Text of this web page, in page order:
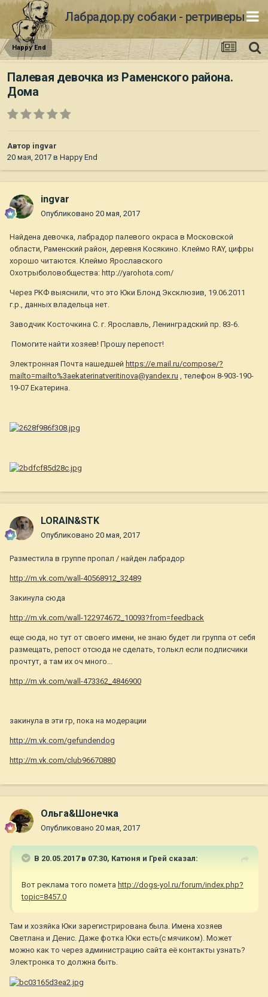
Лабрадор.ру собаки - ретриверы
Happy End
Палевая девочка из Раменского района.
Дома
Автор ingvar
20 мая, 2017 в Happy End
ingvar
Опубликовано 20 мая, 2017
Найдена девочка, лабрадор палевого окраса в Московской
области, Раменский район, деревня Косякино. Клеймо RAY, цифры
хорошо читаются. Клеймо Ярославского
Охотрыболовобщества: http://yarohota.com/
Через РКФ выяснили, что это Юки Блонд Эксклюзив, 19.06.2011
г.р., данных владельца нет.
Заводчик Косточкина С. г. Ярославль, Ленинградский пр. 83-6.
Помогите найти хозяев! Прошу перепост!
Электронная Почта нашедшей https://e.mail.ru/compose/?
mailto=mailto%3aekaterinatveritinova@yandex.ru , телефон 8-903-190-
19-07 Екатерина.
LORAIN&STK
Опубликовано 20 мая, 2017
Разместила в группе пропал / найден лабрадор
http://m.vk.com/wall-40568912_32489
Закинула сюда
http://m.vk.com/wall-122974672_10093?from=feedback
еще сюда, но тут от своего имени, не знаю будет ли группа от себя
размещать, репост отсюда не сделать, толькл если подписчики
прочтут, а там их оч много...
http://m.vk.com/wall-473362_4846900
закинула в эти гр, пока на модерации
http://m.vk.com/gefundendog
http://m.vk.com/club96670880
Ольга&Шонечка
Опубликовано 20 мая, 2017
В 20.05.2017 в 07:30, Катюня и Грей сказал:
Вот реклама того помета http://dogs-yol.ru/forum/index.php?
topic=8457.0
Там и хозяйка Юки зарегистрирована была. Имена хозяев
Светлана и Денис. Даже фотка Юки есть(с мячиком). Может
можно как то через администрацию сайта её контакты узнать?
Электронка то должна быть.